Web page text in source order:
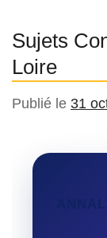
Sujets
Loire
Publié le 31